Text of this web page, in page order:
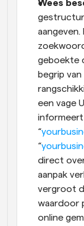
Wees
geboekte
begrip
een vage
informeert
“
“
direct
aanpak
vergroot
waardoor
online